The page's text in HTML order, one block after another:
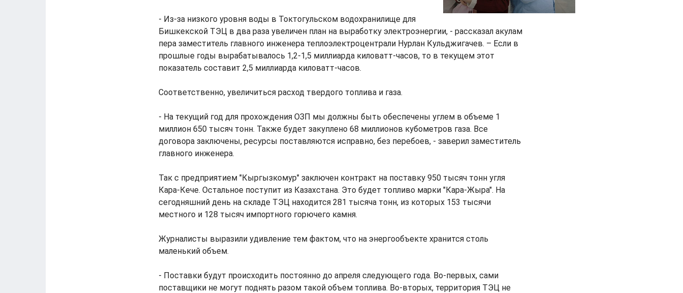
- Из-за низкого уровня воды в Токтогульском водохранилище для
Бишкекской ТЭЦ в два раза увеличен план на выработку электроэнергии, - рассказал акулам
пера заместитель главного инженера теплоэлектроцентрали Нурлан Кульджигачев. – Если в
прошлые годы вырабатывалось 1,2-1,5 миллиарда киловатт-часов, то в текущем этот
показатель составит 2,5 миллиарда киловатт-часов.
Соответственно, увеличиться расход твердого топлива и газа.
- На текущий год для прохождения ОЗП мы должны быть обеспечены углем в объеме 1
миллион 650 тысяч тонн. Также будет закуплено 68 миллионов кубометров газа. Все
договора заключены, ресурсы поставляются исправно, без перебоев, - заверил заместитель
главного инженера.
Так с предприятием "Кыргызкомур" заключен контракт на поставку 950 тысяч тонн угля
Кара-Кече. Остальное поступит из Казахстана. Это будет топливо марки "Кара-Жыра". На
сегодняшний день на складе ТЭЦ находится 281 тысяча тонн, из которых 153 тысячи
местного и 128 тысяч импортного горючего камня.
Журналисты выразили удивление тем фактом, что на энергообъекте хранится столь
маленький объем.
- Поставки будут происходить постоянно до апреля следующего года. Во-первых, сами
поставщики не могут поднять разом такой объем топлива. Во-вторых, территория ТЭЦ не